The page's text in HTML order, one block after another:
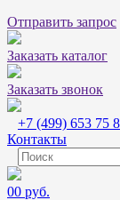
Отправить запрос
Заказать каталог
Заказать звонок
+7 (499) 653 75
Контакты
00 руб.